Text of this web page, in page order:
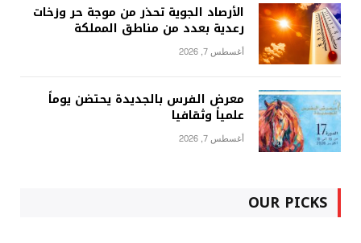
الأرصاد الجوية تحذر من موجة حر وزخات
رعدية بعدد من مناطق المملكة
أغسطس 7, 2026
معرض الفرس بالجديدة يحتضن يوماً
علمياً وثقافيا
أغسطس 7, 2026
OUR PICKS